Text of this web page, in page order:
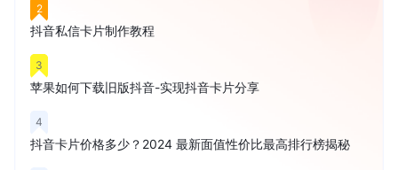
2
抖音私信卡片制作教程
3
苹果如何下载旧版抖音-实现抖音卡片分享
4
抖音卡片价格多少？2024 最新面值性价比最高排行榜揭秘